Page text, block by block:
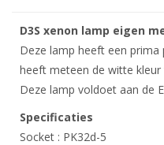
D3S xenon lamp eigen
Deze lamp heeft een
heeft meteen de witte kleur
Deze lamp voldoet aan de
Specificaties
Socket : PK32d-5